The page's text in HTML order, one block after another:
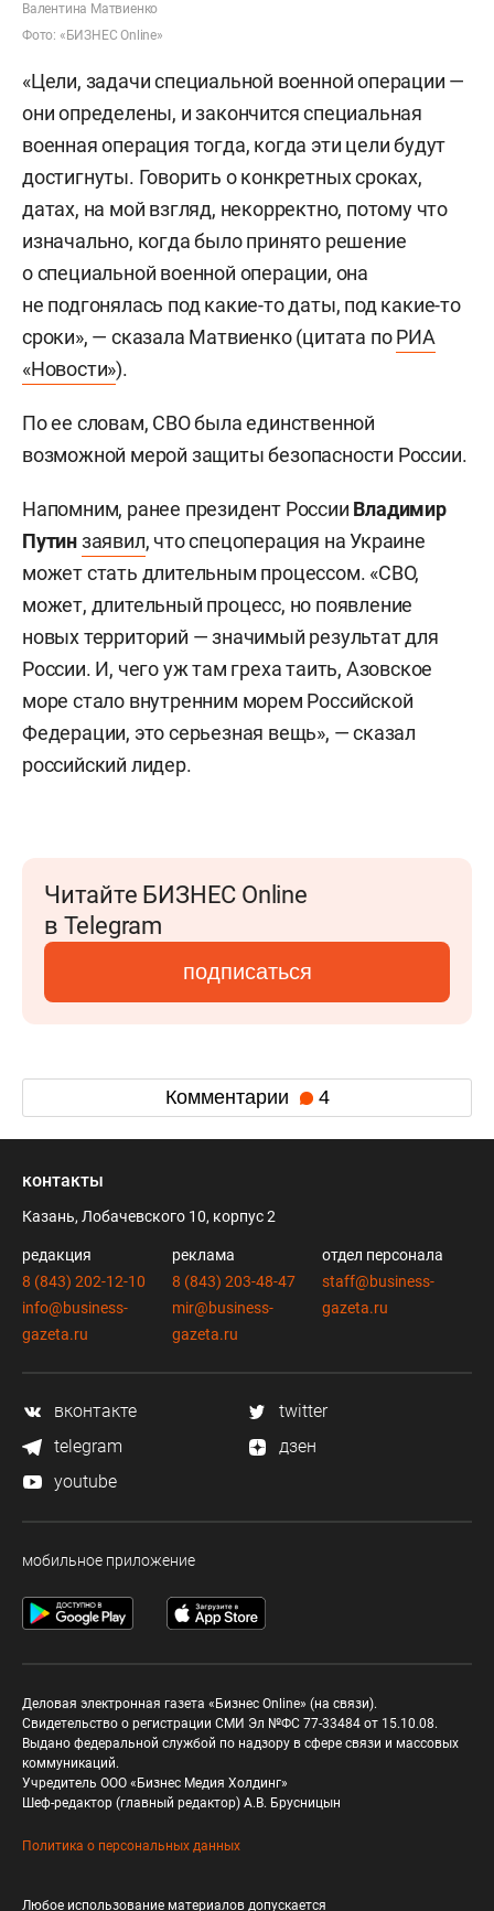
Валентина Матвиенко
Фото: «БИЗНЕС Online»
«Цели, задачи специальной военной операции —
они определены, и закончится специальная
военная операция тогда, когда эти цели будут
достигнуты. Говорить о конкретных сроках,
датах, на мой взгляд, некорректно, потому что
изначально, когда было принято решение
о специальной военной операции, она
не подгонялась под какие-то даты, под какие-то
сроки», — сказала Матвиенко (цитата поРИА
«Новости»).
По ее словам, СВО была единственной
возможной мерой защиты безопасности России.
Напомним, ранее президент России Владимир
Путинзаявил, что спецоперация на Украине
может стать длительным процессом. «СВО,
может, длительный процесс, но появление
новых территорий — значимый результат для
России. И, чего уж там греха таить, Азовское
море стало внутренним морем Российской
Федерации, это серьезная вещь», — сказал
российский лидер.
Читайте БИЗНЕС Online
в Telegram
подписаться
Комментарии 4
контакты
Казань, Лобачевского 10, корпус 2
редакция
8 (843) 202-12-10
info@business-
gazeta.ru
реклама
8 (843) 203-48-47
mir@business-
gazeta.ru
отдел персонала
staff@business-
gazeta.ru
вконтакте
twitter
telegram
дзен
youtube
мобильное приложение
Деловая электронная газета «Бизнес Online» (на связи).
Свидетельство о регистрации СМИ Эл №ФС 77-33484 от 15.10.08.
Выдано федеральной службой по надзору в сфере связи и массовых
коммуникаций.
Учредитель ООО «Бизнес Медия Холдинг»
Шеф-редактор (главный редактор) А.В. Брусницын
Политика о персональных данных
Любое использование материалов допускается